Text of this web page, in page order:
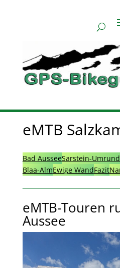
eMTB
Bad AusseeSarstein-
Blaa-AlmEwige WandFazit
eMTB-Touren
Aussee